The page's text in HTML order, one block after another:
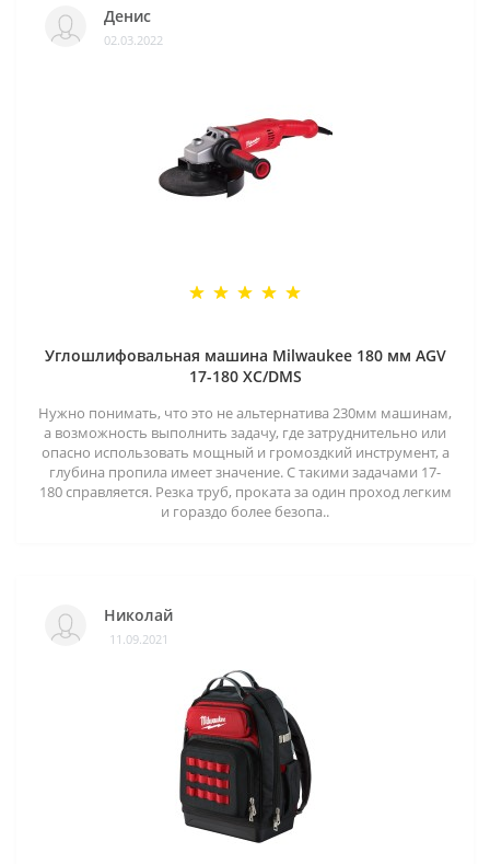
Денис
02.03.2022
Углошлифовальная машина Milwaukee 180 мм AGV
17-180 XC/DMS
Нужно понимать, что это не альтернатива 230мм машинам,
а возможность выполнить задачу, где затруднительно или
опасно использовать мощный и громоздкий инструмент, а
глубина пропила имеет значение. С такими задачами 17-
180 справляется. Резка труб, проката за один проход легким
и гораздо более безопа..
Николай
11.09.2021